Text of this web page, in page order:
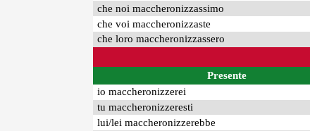
che noi maccheronizzassimo
che voi maccheronizzaste
che loro maccheronizzassero
Presente
io maccheronizzerei
tu maccheronizzeresti
lui/lei maccheronizzerebbe